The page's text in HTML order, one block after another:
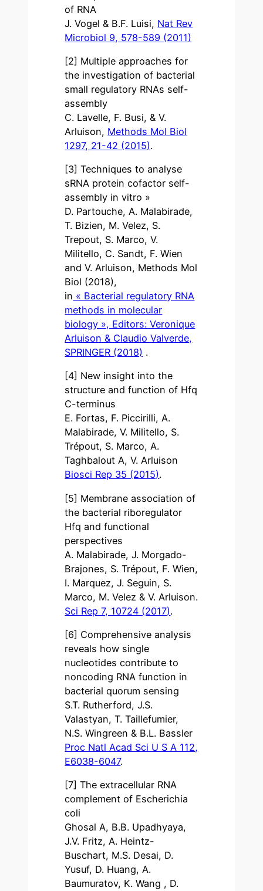
of RNA
J. Vogel & B.F. Luisi, Nat Rev
Microbiol 9, 578-589 (2011)
[2] Multiple approaches for
the investigation of bacterial
small regulatory RNAs self-
assembly
C. Lavelle, F. Busi, & V.
Arluison, Methods Mol Biol
1297, 21-42 (2015).
[3] Techniques to analyse
sRNA protein cofactor self-
assembly in vitro »
D. Partouche, A. Malabirade,
T. Bizien, M. Velez, S.
Trepout, S. Marco, V.
Militello, C. Sandt, F. Wien
and V. Arluison, Methods Mol
Biol (2018),
in « Bacterial regulatory RNA
methods in molecular
biology », Editors: Veronique
Arluison & Claudio Valverde,
SPRINGER (2018) .
[4] New insight into the
structure and function of Hfq
C-terminus
E. Fortas, F. Piccirilli, A.
Malabirade, V. Militello, S.
Trépout, S. Marco, A.
Taghbalout A, V. Arluison
Biosci Rep 35 (2015).
[5] Membrane association of
the bacterial riboregulator
Hfq and functional
perspectives
A. Malabirade, J. Morgado-
Brajones, S. Trépout, F. Wien,
I. Marquez, J. Seguin, S.
Marco, M. Velez & V. Arluison.
Sci Rep 7, 10724 (2017).
[6] Comprehensive analysis
reveals how single
nucleotides contribute to
noncoding RNA function in
bacterial quorum sensing
S.T. Rutherford, J.S.
Valastyan, T. Taillefumier,
N.S. Wingreen & B.L. Bassler
Proc Natl Acad Sci U S A 112,
E6038-6047.
[7] The extracellular RNA
complement of Escherichia
coli
Ghosal A, B.B. Upadhyaya,
J.V. Fritz, A. Heintz-
Buschart, M.S. Desai, D.
Yusuf, D. Huang, A.
Baumuratov, K. Wang , D.